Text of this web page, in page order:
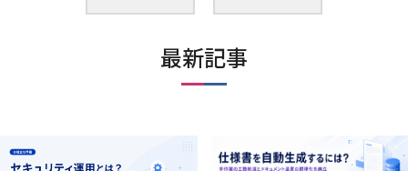
最新記事